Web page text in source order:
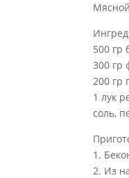
500 гр
300 гр
200 гр
1 лук
соль,
1.
2. Из